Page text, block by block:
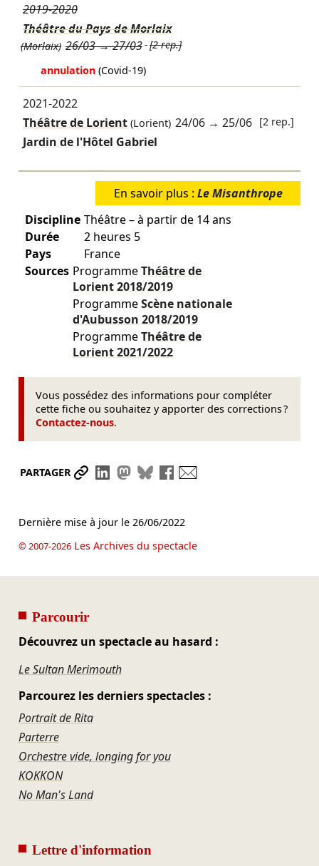
2019-2020
Théâtre du Pays de Morlaix
(Morlaix) 26/03→27/03 [2 rep.]
annulation (Covid-19)
2021-2022
Théâtre de Lorient(Lorient) 24/06 →25/06 [2 rep.]
Jardin de l'Hôtel Gabriel
En savoir plus : Le Misanthrope
Discipline Théâtre – à partir de 14 ans
Durée
2 heures 5
Pays
France
Sources ProgrammeThéâtre de
Lorient2018/2019
ProgrammeScène nationale
d'Aubusson 2018/2019
ProgrammeThéâtre de
Lorient2021/2022
Vous possédez des informations pour compléter
cette fiche ou souhaitez y apporter des corrections ?
Contactez-nous.
PARTAGER Partager le lien
Partager sur LinkedIn
Partager sur Mastodon
Partager sur Bluesky
Partager sur Facebook
Dernière mise à jour le 26/06/2022
© 2007-2026Les Archives du spectacle
Parcourir
Découvrez un spectacle au hasard :
Le Sultan Merimouth
Parcourez les derniers spectacles :
Portrait de Rita
Parterre
Orchestre vide, longing for you
KOKKON
No Man's Land
Lettre d'information